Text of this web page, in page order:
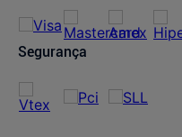
Segurança